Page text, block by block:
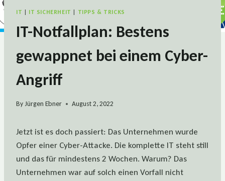
IT | IT SICHERHEIT | TIPPS & TRICKS
IT-Notfallplan: Bestens
gewappnet bei einem Cyber-
Angriff
ByJürgen Ebner August 2, 2022
Jetzt ist es doch passiert: Das Unternehmen wurde
Opfer einer Cyber-Attacke. Die komplette IT steht still
und das für mindestens 2 Wochen. Warum? Das
Unternehmen war auf solch einen Vorfall nicht